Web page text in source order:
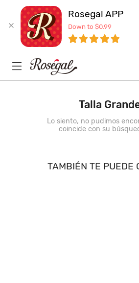
Rosegal APP
Down to $0.99
Talla
Lo siento, no pudimos
coincide con su
TAMBIÉN TE PUEDE